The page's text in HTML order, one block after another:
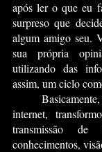
após ler o que eu
surpreso que
algum amigo seu.
sua própria
utilizando das
assim, um ciclo
internet,
transmissão de
conhecimentos,